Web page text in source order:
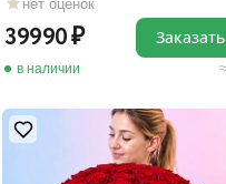
нет оценок
39990
в наличии
Заказать